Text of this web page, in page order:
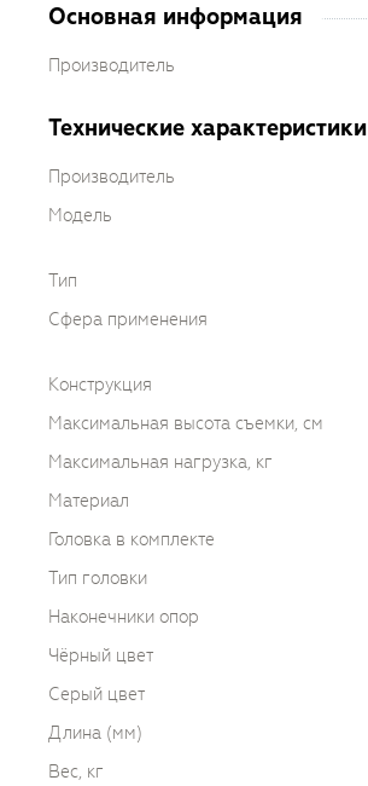
Основная информация
Производитель
Технические характеристики
Производитель
Модель
Тип
Сфера применения
Конструкция
Максимальная высота съемки, см
Максимальная нагрузка, кг
Материал
Головка в комплекте
Тип головки
Наконечники опор
Чёрный цвет
Серый цвет
Длина (мм)
Вес, кг